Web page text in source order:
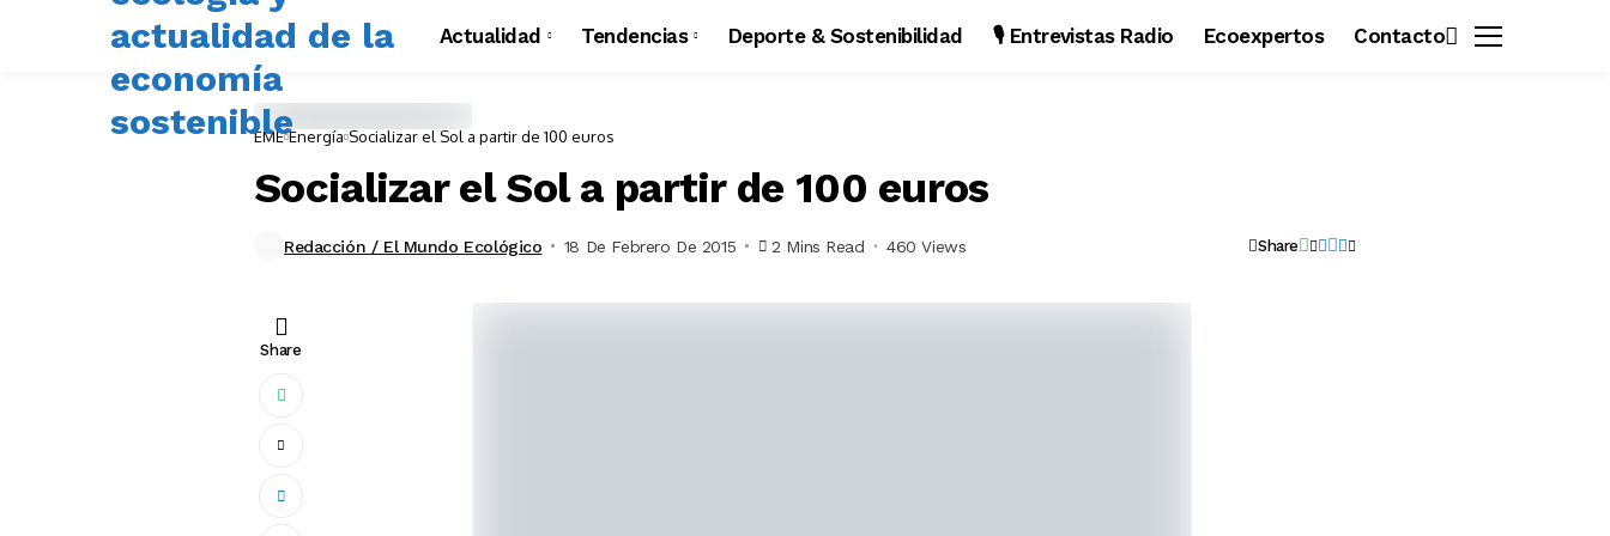
Actualidad Tendencias Deporte & Sostenibilidad 🎙️ Entrevistas Radio Ecoexpertos Contacto
EME Energía Socializar el Sol a partir de 100 euros
Socializar el Sol a partir de 100 euros
Redacción / El Mundo Ecológico 18 De Febrero De 2015 2 Mins Read 460 Views Share
Share